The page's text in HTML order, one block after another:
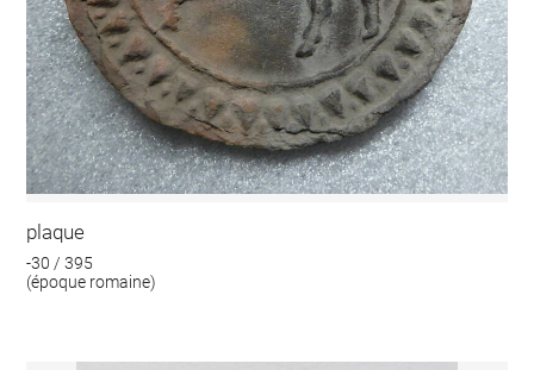
plaque
-30 / 395
(époque romaine)